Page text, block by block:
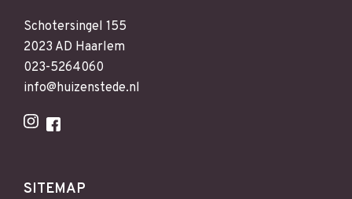
Schotersingel 155
2023 AD Haarlem
023-5264060
info@huizenstede.nl
SITEMAP